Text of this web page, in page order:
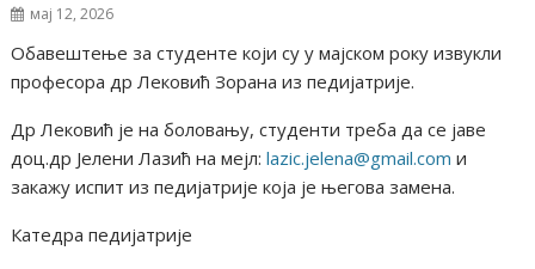
мај 12, 2026
Oбавештење за студенте који су у мајском року извукли
професора др Лековић Зорана из педијатрије.
Др Лековић је на боловању, студенти треба да се јаве
доц.др Јелени Лазић на меjл:lazic.jelena@gmail.com и
закажу испит из педијатрије која је његова замена.
Катедра педијатрије